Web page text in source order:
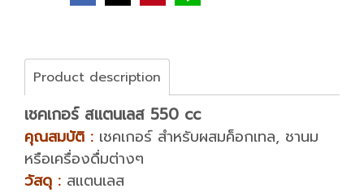
Product description
เชคเกอร์ สแตนเลส 550 cc
คุณสมบัติ : เชคเกอร์ สำหรับผสมค็อกเทล, ชานม
หรือเครื่องดื่มต่างๆ
วัสดุ : สแตนเลส